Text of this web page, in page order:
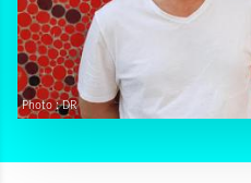
Photo : DR